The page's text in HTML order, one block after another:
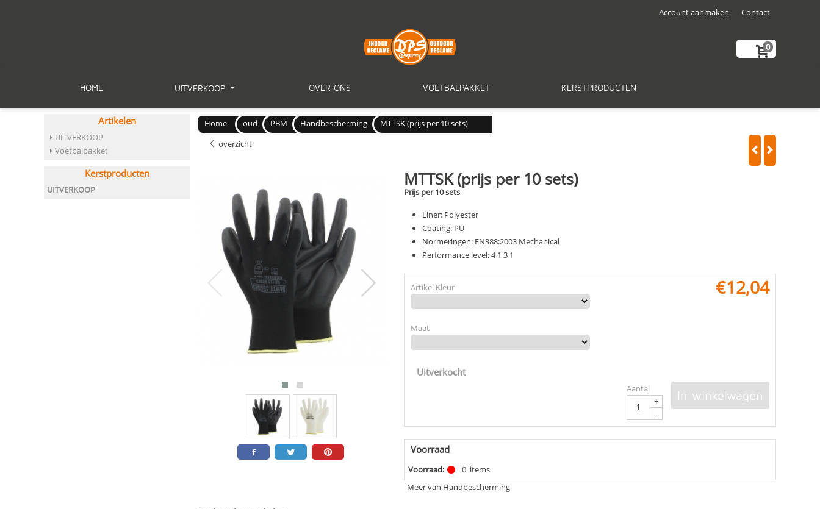
Account aanmaken Contact
0
HOME UITVERKOOP OVER ONS VOETBALPAKKET KERSTPRODUCTEN
Artikelen
UITVERKOOP
Voetbalpakket
Kerstproducten
UITVERKOOP
Home oud PBM Handbescherming
MTTSK (prijs per 10 sets)
overzicht
MTTSK (prijs per 10 sets)
Prijs per 10 sets
Liner: Polyester
Coating: PU
Normeringen: EN388:2003 Mechanical
Performance level: 4 1 3 1
€12,04
Artikel Kleur
Maat
Uitverkocht
Aantal
+
-
In winkelwagen
Voorraad
Voorraad: 0 items
Meer van Handbescherming